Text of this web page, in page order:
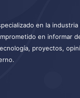
en la
en informar
proyectos,